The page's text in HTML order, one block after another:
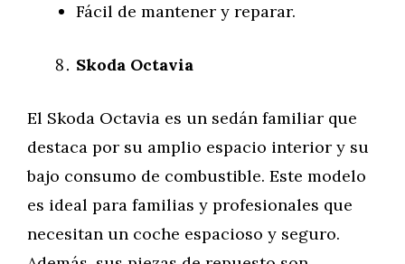
Fácil de mantener y reparar.
Skoda Octavia
El Skoda Octavia es un sedán familiar que
destaca por su amplio espacio interior y su
bajo consumo de combustible. Este modelo
es ideal para familias y profesionales que
necesitan un coche espacioso y seguro.